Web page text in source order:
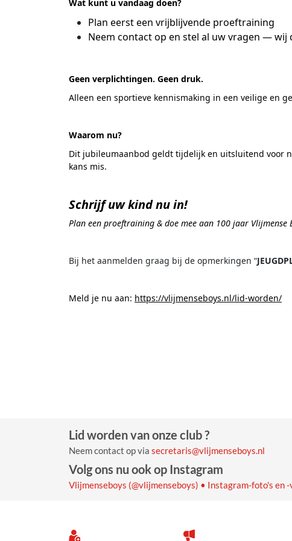
Wat kunt u vandaag doen?
Plan eerst een vrijblijvende proeftraining
Neem contact op en stel al uw vragen — wij
Geen verplichtingen. Geen druk.
Alleen een sportieve kennismaking in een veilige en
Waarom nu?
Dit jubileumaanbod geldt tijdelijk en uitsluitend voor
kans mis.
Schrijf uw kind nu in!
Plan een proeftraining & doe mee aan 100 jaar Vlijmense
Bij het aanmelden graag bij de opmerkingen “
Meld je nu aan: https://vlijmenseboys.nl/lid-worden/
Lid worden van onze club ?
Neem contact op via secretaris@vlijmenseboys.nl
Volg ons nu ook op Instagram
Vlijmenseboys (@vlijmenseboys) • Instagram-foto's en -